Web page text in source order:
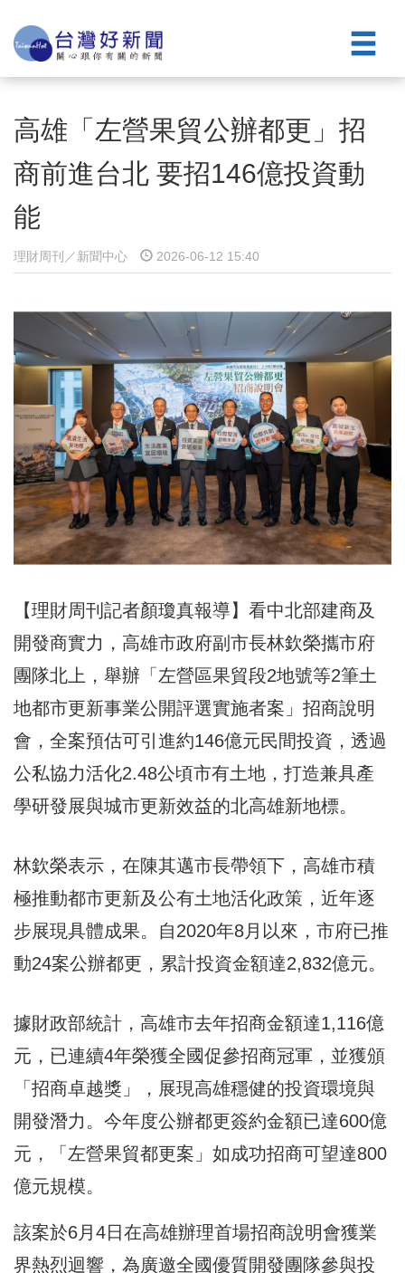
高雄「左營果貿公辦都更」招
商前進台北 要招146億投資動
能
理財周刊／新聞中心 2026-06-12 15:40
【理財周刊記者顏瓊真報導】看中北部建商及
開發商實力，高雄市政府副市長林欽榮攜市府
團隊北上，舉辦「左營區果貿段2地號等2筆土
地都市更新事業公開評選實施者案」招商說明
會，全案預估可引進約146億元民間投資，透過
公私協力活化2.48公頃市有土地，打造兼具產
學研發展與城市更新效益的北高雄新地標。
林欽榮表示，在陳其邁市長帶領下，高雄市積
極推動都市更新及公有土地活化政策，近年逐
步展現具體成果。自2020年8月以來，市府已推
動24案公辦都更，累計投資金額達2,832億元。
據財政部統計，高雄市去年招商金額達1,116億
元，已連續4年榮獲全國促參招商冠軍，並獲頒
「招商卓越獎」，展現高雄穩健的投資環境與
開發潛力。今年度公辦都更簽約金額已達600億
元，「左營果貿都更案」如成功招商可望達800
億元規模。
該案於6月4日在高雄辦理首場招商說明會獲業
界熱烈迴響，為廣邀全國優質開發團隊參與投